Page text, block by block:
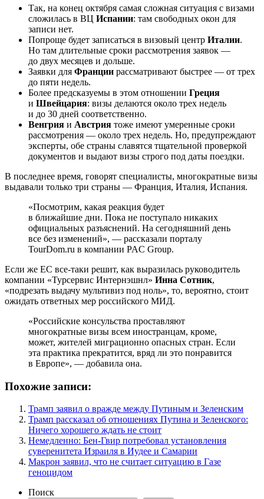
Так, на конец октября самая сложная ситуация с визами
сложилась в ВЦ Испании: там свободных окон для
записи нет.
Попроще будет записаться в визовый центр Италии.
Но там длительные сроки рассмотрения заявок —
до двух месяцев и дольше.
Заявки для Франции рассматривают быстрее — от трех
до пяти недель.
Более предсказуемы в этом отношении Греция
и Швейцария: визы делаются около трех недель
и до 30 дней соответственно.
Венгрия и Австрия тоже имеют умеренные сроки
рассмотрения — около трех недель. Но, предупреждают
эксперты, обе страны славятся тщательной проверкой
документов и выдают визы строго под даты поездки.
В последнее время, говорят специалисты, многократные визы
выдавали только три страны — Франция, Италия, Испания.
«Посмотрим, какая реакция будет
в ближайшие дни. Пока не поступало никаких
официальных разъяснений. На сегодняшний день
все без изменений», — рассказали порталу
TourDom.ru в компании PAC Group.
Если же ЕС все-таки решит, как выразилась руководитель
компании «Турсервис Интернэшнл» Инна Сотник,
«подрезать выдачу мультивиз под ноль», то, вероятно, стоит
ожидать ответных мер российского МИД.
«Российские консульства проставляют
многократные визы всем иностранцам, кроме,
может, жителей миграционно опасных стран. Если
эта практика прекратится, вряд ли это понравится
в Европе», — добавила она.
Похожие записи:
Трамп заявил о вражде между Путиным и Зеленским
Трамп рассказал об отношениях Путина и Зеленского:
Ничего хорошего ждать не стоит
Немедленно: Бен-Гвир потребовал установления
суверенитета Израиля в Иудее и Самарии
Макрон заявил, что не считает ситуацию в Газе
геноцидом
Поиск